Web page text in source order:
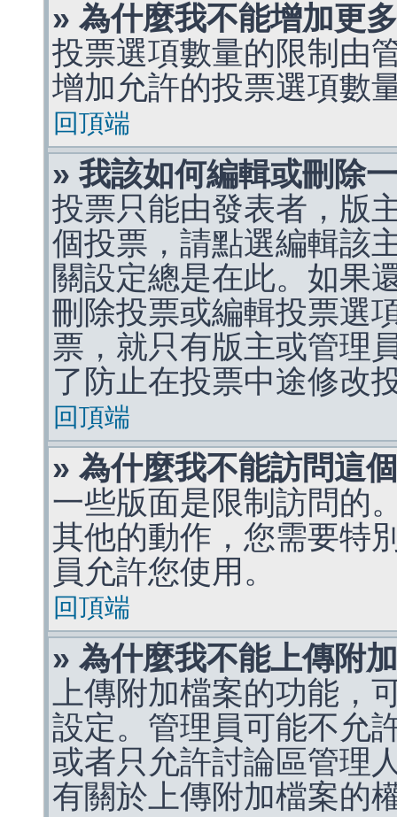
» 為什麼我不能增加更
投票選項數量的限制由
增加允許的投票選項數
回頂端
» 我該如何編輯或刪除
投票只能由發表者，版
個投票，請點選編輯該
關設定總是在此。如果
刪除投票或編輯投票選
票，就只有版主或管理
了防止在投票中途修改
回頂端
» 為什麼我不能訪問這
一些版面是限制訪問的
其他的動作，您需要特
員允許您使用。
回頂端
» 為什麼我不能上傳附
上傳附加檔案的功能，
設定。管理員可能不允
或者只允許討論區管理
有關於上傳附加檔案的